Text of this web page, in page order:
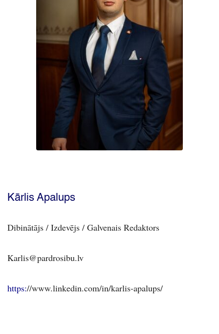
Kārlis Apalups
Dibinātājs / Izdevējs / Galvenais Redaktors
Karlis@pardrosibu.lv
https://www.linkedin.com/in/karlis-apalups/